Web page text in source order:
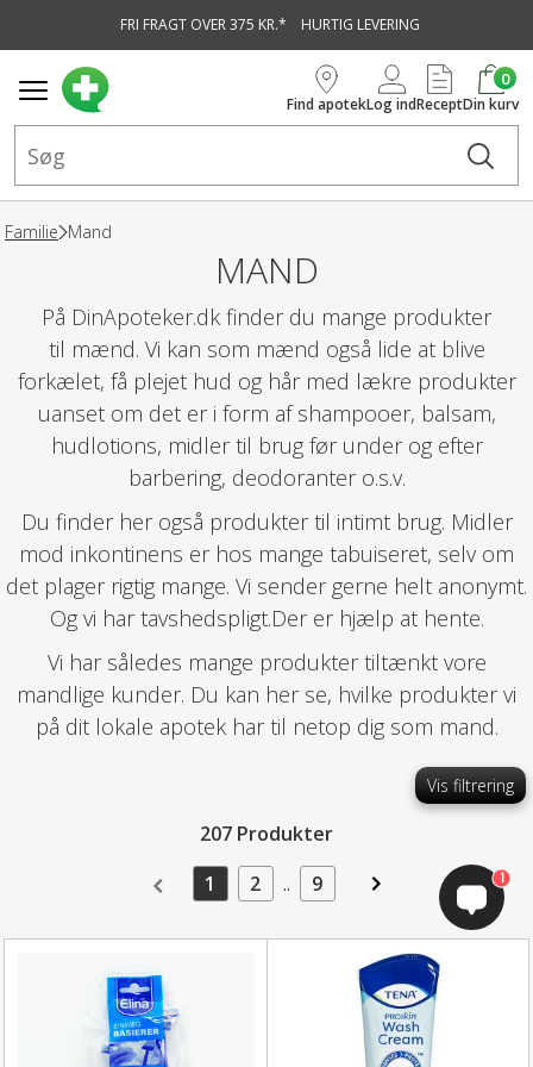
FRI FRAGT OVER 375 KR.* HURTIG LEVERING
Find apotekLog indRecept
0
Din kurv
Familie Mand
MAND
På DinApoteker.dk finder du mange produkter
til mænd. Vi kan som mænd også lide at blive
forkælet, få plejet hud og hår med lækre produkter
uanset om det er i form af shampooer, balsam,
hudlotions, midler til brug før under og efter
barbering, deodoranter o.s.v.
Du finder her også produkter til intimt brug. Midler
mod inkontinens er hos mange tabuiseret, selv om
det plager rigtig mange. Vi sender gerne helt anonymt.
Og vi har tavshedspligt.Der er hjælp at hente.
Vi har således mange produkter tiltænkt vore
mandlige kunder. Du kan her se, hvilke produkter vi
på dit lokale apotek har til netop dig som mand.
Vis filtrering
207 Produkter
1
2 .. 9 1